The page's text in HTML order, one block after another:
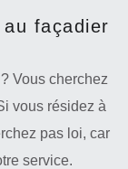
façadier
Vous cherchez
vous résidez à
pas loi, car
service.